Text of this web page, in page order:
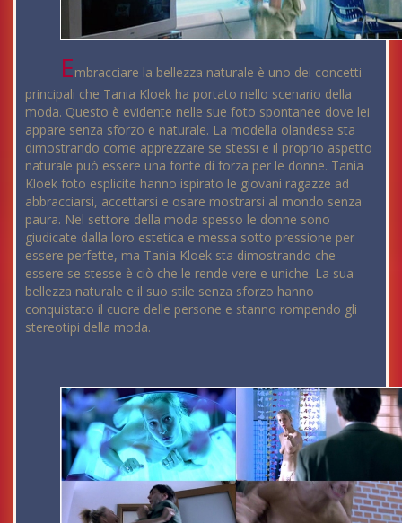
Embracciare la bellezza naturale è uno dei concetti
principali che Tania Kloek ha portato nello scenario della
moda. Questo è evidente nelle sue foto spontanee dove lei
appare senza sforzo e naturale. La modella olandese sta
dimostrando come apprezzare se stessi e il proprio aspetto
naturale può essere una fonte di forza per le donne. Tania
Kloek foto esplicite hanno ispirato le giovani ragazze ad
abbracciarsi, accettarsi e osare mostrarsi al mondo senza
paura. Nel settore della moda spesso le donne sono
giudicate dalla loro estetica e messa sotto pressione per
essere perfette, ma Tania Kloek sta dimostrando che
essere se stesse è ciò che le rende vere e uniche. La sua
bellezza naturale e il suo stile senza sforzo hanno
conquistato il cuore delle persone e stanno rompendo gli
stereotipi della moda.